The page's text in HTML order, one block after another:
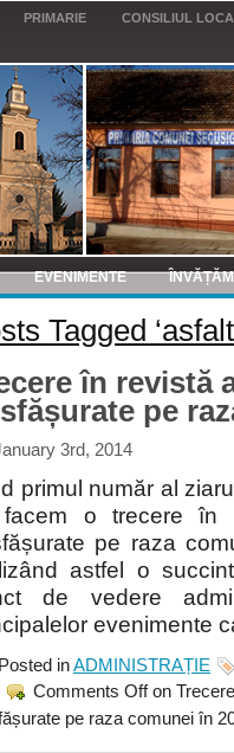
PRIMARIE
CONSILIUL
EVENIMENTE
Tagged
în revistă
pe
3rd, 2014
primul număr al
o trecere în
pe raza
astfel o
de vedere
evenimente
Posted inADMINISTRAȚIE
Comments Offon
pe raza comunei în